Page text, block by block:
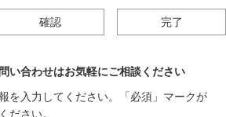
確認 完了
い合わせはお気軽にご相談ください
を入力してください。「必須」マークが
ださい。